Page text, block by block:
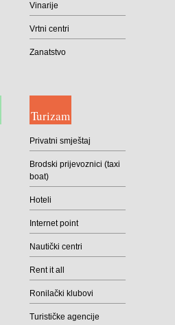
Vinarije
Vrtni centri
Zanatstvo
Turizam
Privatni smještaj
Brodski prijevoznici (taxi
boat)
Hoteli
Internet point
Nautički centri
Rent it all
Ronilački klubovi
Turističke agencije